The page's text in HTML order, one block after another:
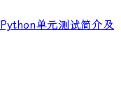
Python单元测试简介及